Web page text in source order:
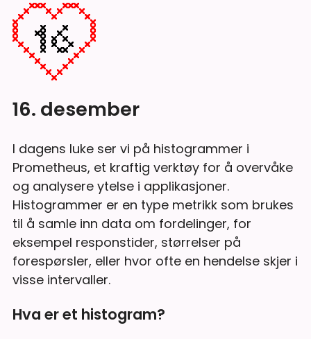
16. desember
I dagens luke ser vi på histogrammer i
Prometheus, et kraftig verktøy for å overvåke
og analysere ytelse i applikasjoner.
Histogrammer er en type metrikk som brukes
til å samle inn data om fordelinger, for
eksempel responstider, størrelser på
forespørsler, eller hvor ofte en hendelse skjer i
visse intervaller.
Hva er et histogram?